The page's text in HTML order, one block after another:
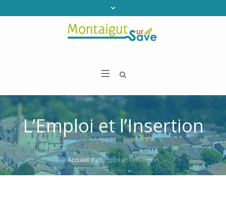
L’Emploi et l’Insertion
Accueil /L’Emploi et l’Insertion